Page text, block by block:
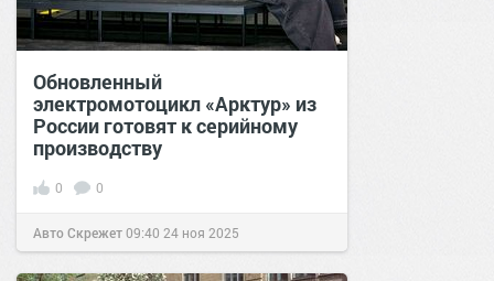
Обновленный
электромотоцикл «Арктур» из
России готовят к серийному
производству
0 0
Авто Скрежет09:40 24 ноя 2025